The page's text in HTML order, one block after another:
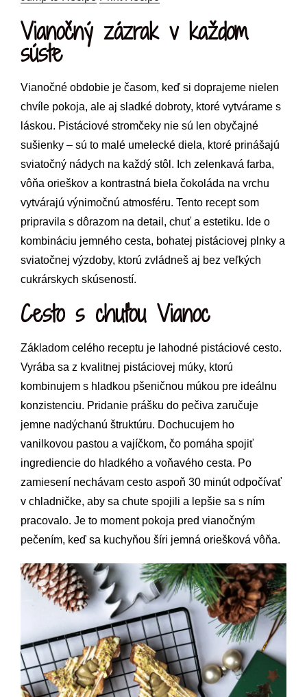
Vianočný zázrak v každom
súste
Vianočné obdobie je časom, keď si doprajeme nielen
chvíle pokoja, ale aj sladké dobroty, ktoré vytvárame s
láskou. Pistáciové stromčeky nie sú len obyčajné
sušienky – sú to malé umelecké diela, ktoré prinášajú
sviatočný nádych na každý stôl. Ich zelenkavá farba,
vôňa orieškov a kontrastná biela čokoláda na vrchu
vytvárajú výnimočnú atmosféru. Tento recept som
pripravila s dôrazom na detail, chuť a estetiku. Ide o
kombináciu jemného cesta, bohatej pistáciovej plnky a
sviatočnej výzdoby, ktorú zvládneš aj bez veľkých
cukrárskych skúseností.
Cesto s chuťou Vianoc
Základom celého receptu je lahodné pistáciové cesto.
Vyrába sa z kvalitnej pistáciovej múky, ktorú
kombinujem s hladkou pšeničnou múkou pre ideálnu
konzistenciu. Pridanie prášku do pečiva zaručuje
jemne nadýchanú štruktúru. Dochucujem ho
vanilkovou pastou a vajíčkom, čo pomáha spojiť
ingrediencie do hladkého a voňavého cesta. Po
zamiesení nechávam cesto aspoň 30 minút odpočívať
v chladničke, aby sa chute spojili a lepšie sa s ním
pracovalo. Je to moment pokoja pred vianočným
pečením, keď sa kuchyňou šíri jemná oriešková vôňa.